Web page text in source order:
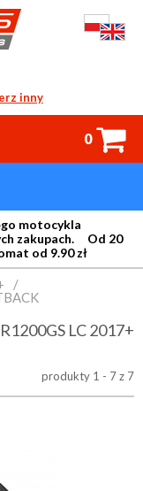
inny

0
motocykla
zakupach. Od 20
od 9.90 zł
/
LC 2017+
produkty 1 - 7 z 7